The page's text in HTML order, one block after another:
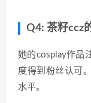
Q4: 茶籽ccz
她的cosplay作品
度得到粉丝认可
水平。